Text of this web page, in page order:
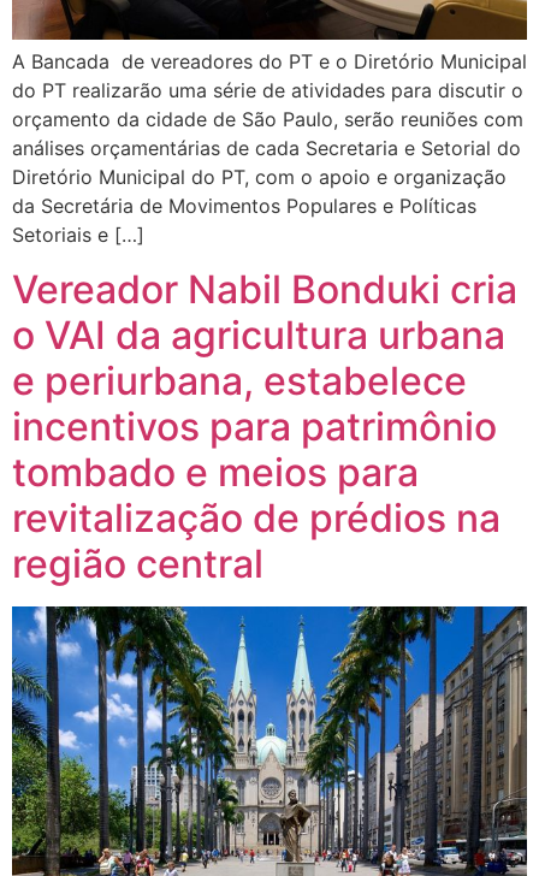
A Bancada de vereadores do PT e o Diretório Municipal
do PT realizarão uma série de atividades para discutir o
orçamento da cidade de São Paulo, serão reuniões com
análises orçamentárias de cada Secretaria e Setorial do
Diretório Municipal do PT, com o apoio e organização
da Secretária de Movimentos Populares e Políticas
Setoriais e […]
Vereador Nabil Bonduki cria
o VAI da agricultura urbana
e periurbana, estabelece
incentivos para patrimônio
tombado e meios para
revitalização de prédios na
região central